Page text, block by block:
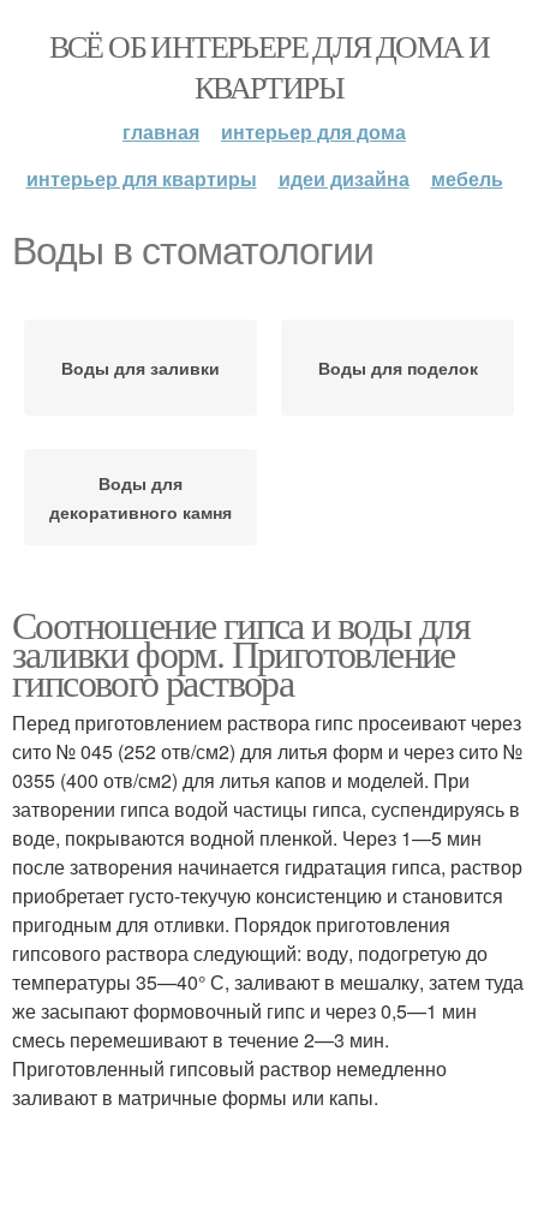
ВСЁ ОБ ИНТЕРЬЕРЕ ДЛЯ ДОМА И
КВАРТИРЫ
главная
интерьер для дома
интерьер для квартиры
идеи дизайна мебель
Воды в стоматологии
Воды для заливки Воды для поделок
Воды для
декоративного камня
Соотношение гипса и воды для
заливки форм. Приготовление
гипсового раствора
Перед приготовлением раствора гипс просеивают через
сито № 045 (252 отв/см2) для литья форм и через сито №
0355 (400 отв/см2) для литья капов и моделей. При
затворении гипса водой частицы гипса, суспендируясь в
воде, покрываются водной пленкой. Через 1—5 мин
после затворения начинается гидратация гипса, раствор
приобретает густо-текучую консистенцию и становится
пригодным для отливки. Порядок приготовления
гипсового раствора следующий: воду, подогретую до
температуры 35—40° С, заливают в мешалку, затем туда
же засыпают формовочный гипс и через 0,5—1 мин
смесь перемешивают в течение 2—3 мин.
Приготовленный гипсовый раствор немедленно
заливают в матричные формы или капы.